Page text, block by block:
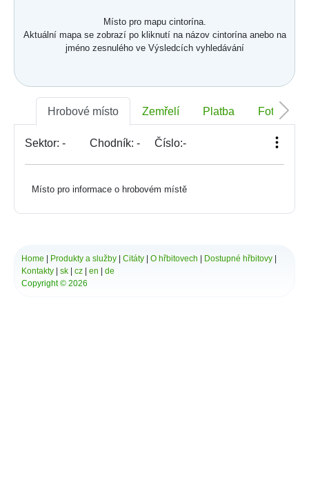
*E-mail:
Vaše zpráva:
Místo pro mapu cintorína.
Aktuální mapa se zobrazí po kliknutí na názov cintorína anebo na
jméno zesnulého ve Výsledcích vyhledávání
Hrobové místo Zemřelí Platba Foto
Sektor: - Chodník: - Číslo:-
Místo pro informace o hrobovém místě
Home Produkty a služby Citáty O hřbitovech Dostupné hřbitovy
Kontakty
sk cz en
de
Copyright © 2026